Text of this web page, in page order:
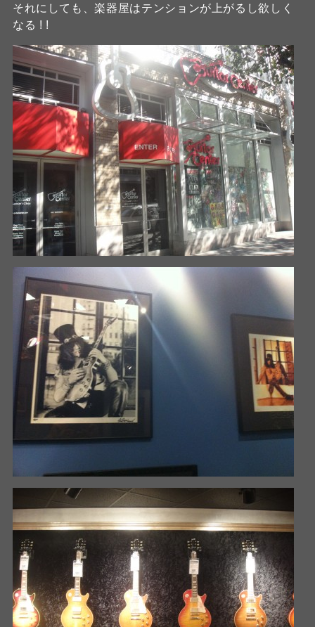
それにしても、楽器屋はテンションが上がるし欲しく
なる ! !